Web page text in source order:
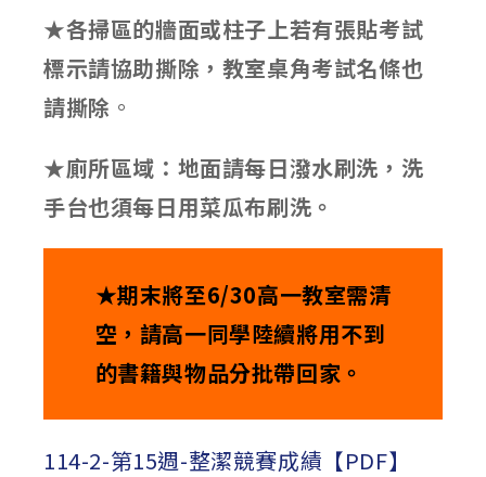
★各掃區的牆面或柱子上若有張貼考試
標示請協助撕除，教室桌角考試名條也
請撕除 。
★廁所區域：地面請每日潑水刷洗，洗
手台也須每日用菜瓜布刷洗。
★期末將至6/30高一教室需清
空，請高一同學陸續將用不到
的書籍與物品分批帶回家。
114-2-第15週-整潔競賽成績【PDF】